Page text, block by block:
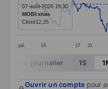
The chart has 1 X axis
The chart has 1 Y axis
juil. 13 17 21
07-août-2026 19:30
MOBI:xnas
Close12,25
End of interactive chart.
Intra-journalier 1S
Ouvrir un compte pour